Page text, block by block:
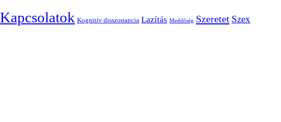
Kapcsolatok Kognitív disszonancia Lazítás Meddőség Szeretet Szex